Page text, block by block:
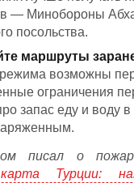
— Минобороны
посольства.
маршруты
возможны
ограничения
запас еду и воду
писал о
Турции: